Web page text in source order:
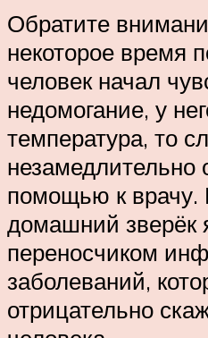
Обратите
некоторое время
человек начал
недомогание, у
температура, то
незамедлительно
помощью к врачу.
домашний зверёк
переносчиком
заболеваний,
отрицательно